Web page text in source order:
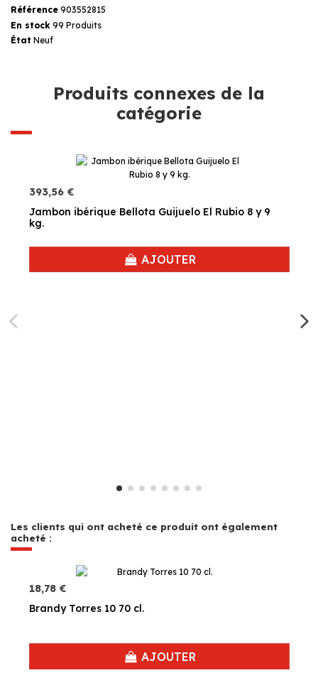
Référence 903552815
En stock 99 Produits
État Neuf
Produits connexes de la
catégorie
393,56 €
Jambon ibérique Bellota Guijuelo El Rubio 8 y 9
kg.
AJOUTER
Les clients qui ont acheté ce produit ont également
acheté :
18,78 €
Brandy Torres 10 70 cl.
AJOUTER